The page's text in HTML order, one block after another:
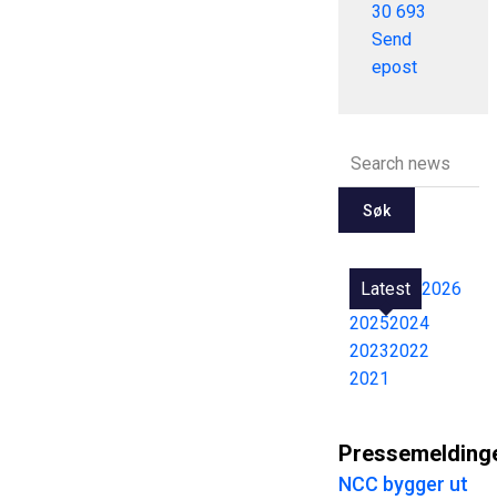
30 693
Send
epost
Søk
Latest 2026
20252024
20232022
2021
NCC bygger ut